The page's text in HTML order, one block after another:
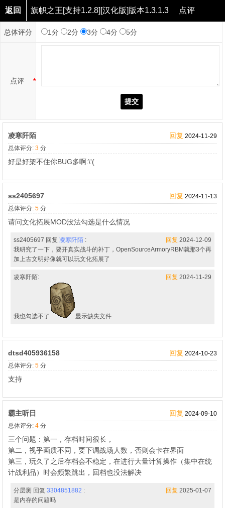
返回 旗帜之王[支持1.2.8][汉化版]版本1.3.1.3 点评
总体评分 1分 2分 3分 4分 5分
*
点评
提交
凌寒阡陌 回复 2024-11-29
总体评分: 3 分
好是好架不住你BUG多啊:\'(
ss2405697 回复 2024-11-13
总体评分: 5 分
请问文化拓展MOD没法勾选是什么情况
ss2405697 回复 凌寒阡陌 : 回复 2024-12-09
我研究了一下，要开真实战斗的补丁，OpenSourceArmoryRBM就那3个再
加上古文明好像就可以玩文化拓展了
凌寒阡陌: 回复 2024-11-29
我也勾选不了 显示缺失文件
dtsd405936158 回复 2024-10-23
总体评分: 5 分
支持
霸主听日 回复 2024-09-10
总体评分: 4 分
三个问题：第一，存档时间很长，
第二，视乎画质不同，要下调战场人数，否则会卡在界面
第三，玩久了之后存档会不稳定，在进行大量计算操作（集中在统
计战利品）时会频繁跳出，回档也没法解决
分层测 回复 3304851882 : 回复 2025-01-07
是内存的问题吗